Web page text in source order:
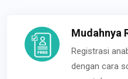
Mudahnya
Registrasi
dengan cara